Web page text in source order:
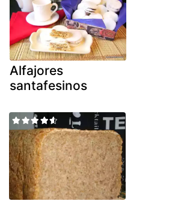
Alfajores
santafesinos